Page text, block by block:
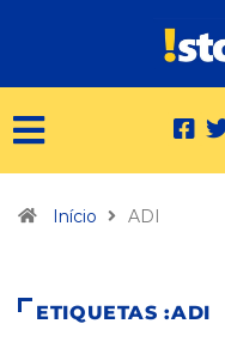
Início ADI
ETIQUETAS :ADI